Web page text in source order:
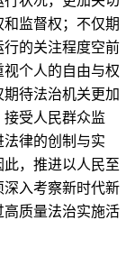
监督权；不仅期
的关注程度空前
个人的自由与权
待法治机关更加
受人民群众监
律的创制与实
，推进以人民至
深入考察新时代新
高质量法治实施活